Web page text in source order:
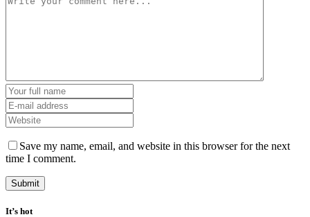
Save my name, email, and website in this browser for the next
time I comment.
It’s hot